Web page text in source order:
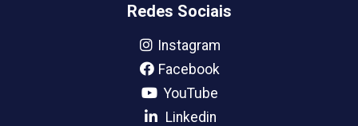
Redes Sociais
Instagram
Facebook
YouTube
Linkedin